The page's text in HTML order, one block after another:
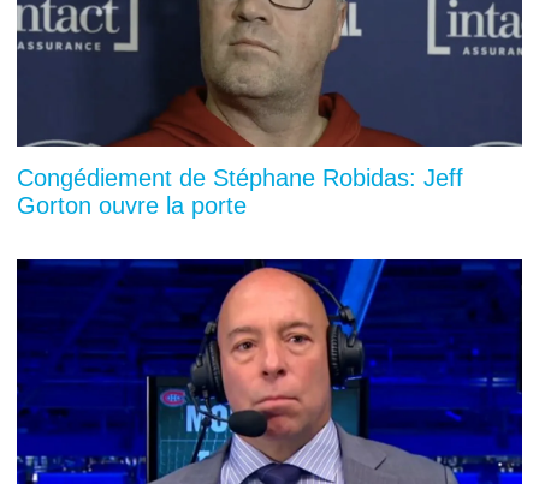
Congédiement de Stéphane Robidas: Jeff
Gorton ouvre la porte